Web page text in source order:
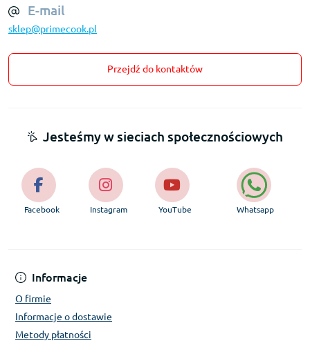
E-mail
sklep@primecook.pl
Przejdź do kontaktów
Informacje
O firmie
Informacje o dostawie
Metody płatności
Jesteśmy w sieciach społecznościowych
Facebook Instagram YouTube Whatsapp